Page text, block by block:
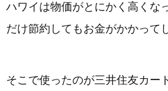
ハワイは物価がとにかく高くな
だけ節約してもお金がかかって
そこで使ったのが三井住友カー